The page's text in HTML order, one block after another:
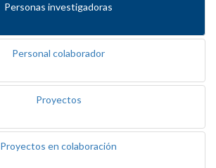
Personas investigadoras
Personal colaborador
Proyectos
Proyectos en colaboración